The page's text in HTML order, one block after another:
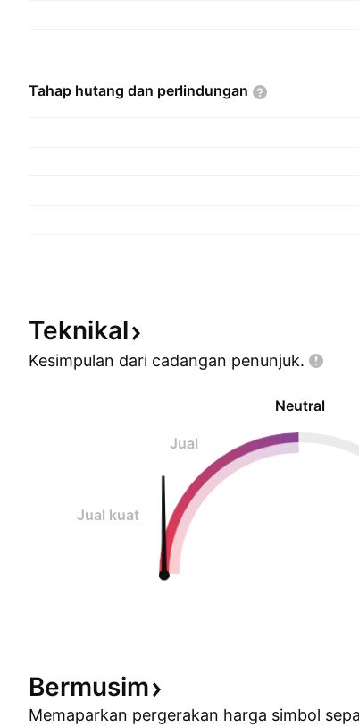
Tahap hutang dan perlindungan
Teknikal
Kesimpulan dari cadangan penunjuk.
Neutral
Jual
Jual kuat
Bermusim
Memaparkan pergerakan harga simbol